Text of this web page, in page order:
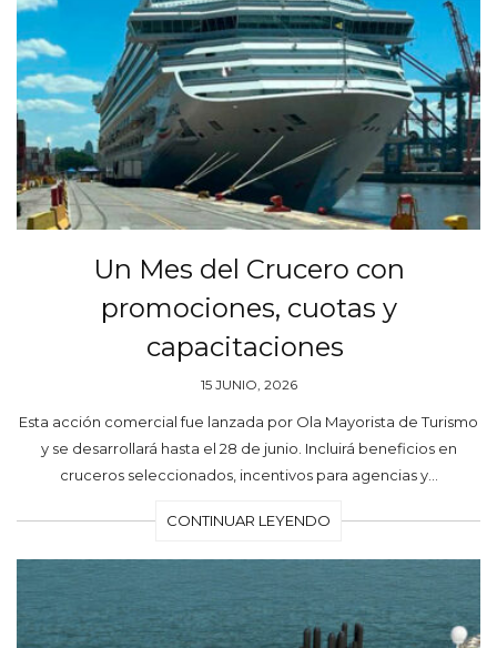
Un Mes del Crucero con
promociones, cuotas y
capacitaciones
15 JUNIO, 2026
Esta acción comercial fue lanzada por Ola Mayorista de Turismo
y se desarrollará hasta el 28 de junio. Incluirá beneficios en
cruceros seleccionados, incentivos para agencias y…
CONTINUAR LEYENDO